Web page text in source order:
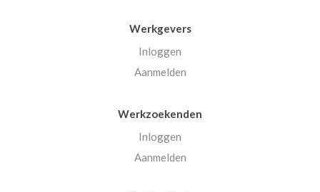
Werkgevers
Inloggen
Aanmelden
Werkzoekenden
Inloggen
Aanmelden